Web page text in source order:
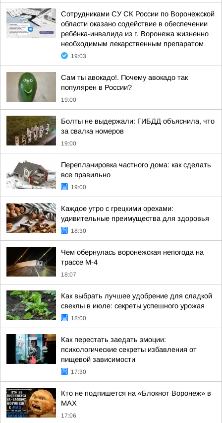
Сотрудниками СУ СК России по Воронежской
области оказано содействие в обеспечении
ребёнка-инвалида из г. Воронежа жизненно
необходимым лекарственным препаратом
19:03
Сам ты авокадо!. Почему авокадо так
популярен в России?
19:00
Болты не выдержали: ГИБДД объяснила, что
за свалка номеров
19:00
Перепланировка частного дома: как сделать
все правильно
19:00
Каждое утро с грецкими орехами:
удивительные преимущества для здоровья
18:30
Чем обернулась воронежская непогода на
трассе М-4
18:07
Как выбрать лучшее удобрение для сладкой
свеклы в июле: секреты успешного урожая
18:00
Как перестать заедать эмоции:
психологические секреты избавления от
пищевой зависимости
17:30
Кто не подпишется на «Блокнот Воронеж» в
МАХ
17:06